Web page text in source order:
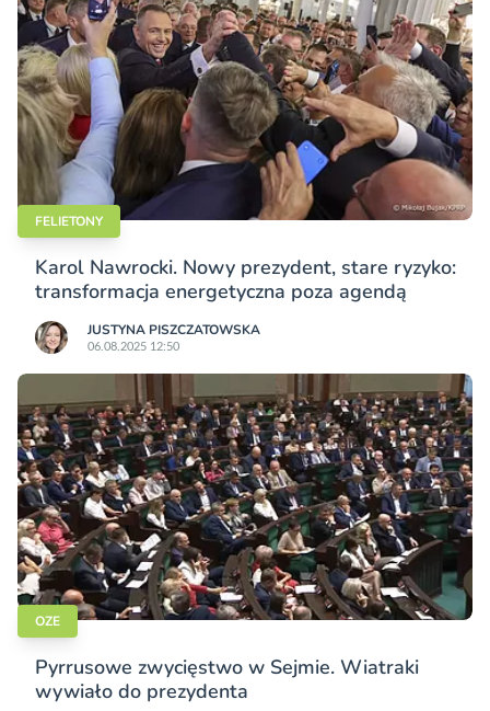
FELIETONY
Karol Nawrocki. Nowy prezydent, stare ryzyko:
transformacja energetyczna poza agendą
JUSTYNA PISZCZATOWSKA
06.08.2025 12:50
OZE
Pyrrusowe zwycięstwo w Sejmie. Wiatraki
wywiało do prezydenta